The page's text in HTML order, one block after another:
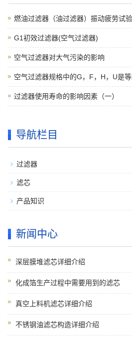
燃油过滤器（油过滤器）振动疲劳试验
G1初效过滤器(空气过滤器)
空气过滤器对大气污染的影响
空气过滤器规格中的G，F，H，U是等
过滤器使用寿命的影响因素（一）
导航栏目
过滤器
滤芯
产品知识
新闻中心
深层膜堆滤芯详细介绍
化成箔生产过程中需要用到的滤芯
真空上料机滤芯详细介绍
不锈钢油滤芯构造详细介绍